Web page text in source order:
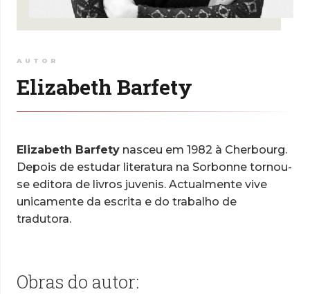
AUTOR
Elizabeth Barfety
Elizabeth Barfety nasceu em 1982 à Cherbourg.
Depois de estudar literatura na Sorbonne tornou-
se editora de livros juvenis. Actualmente vive
unicamente da escrita e do trabalho de
tradutora.
Obras do autor: